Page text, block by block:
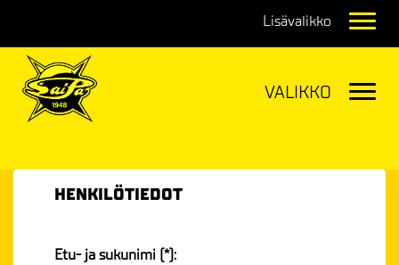
HENKILÖTIEDOT
Etu- ja sukunimi (*):